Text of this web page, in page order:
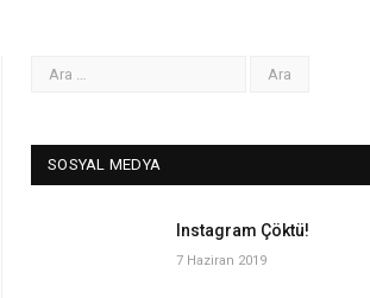
SOSYAL MEDYA
Instagram Çöktü!
7 Haziran 2019